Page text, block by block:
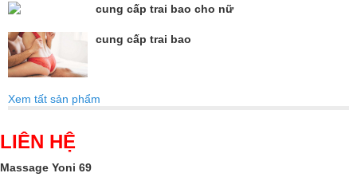
cung cấp trai bao cho nữ
cung cấp trai bao
Xem tất sản phẩm
LIÊN HỆ
Massage Yoni 69